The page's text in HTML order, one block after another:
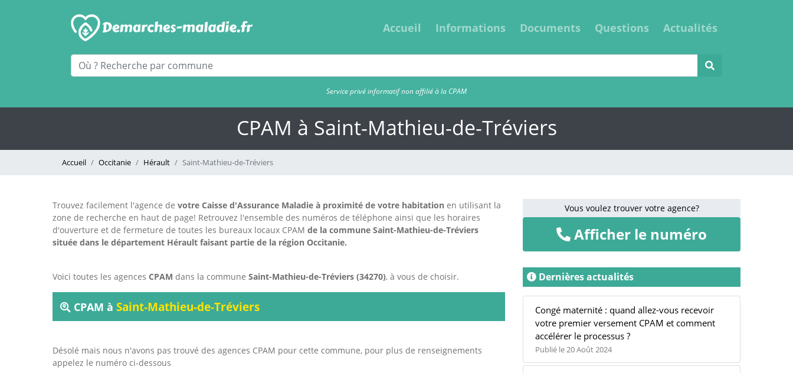
Accueil Informations Documents Questions Actualités
Service privé informatif non affilié à la CPAM
CPAM à Saint-Mathieu-de-Tréviers
Accueil Occitanie Hérault Saint-Mathieu-de-Tréviers
Trouvez facilement l'agence de votre Caisse d'Assurance Maladie à proximité de votre habitation en utilisant la
zone de recherche en haut de page! Retrouvez l'ensemble des numéros de téléphone ainsi que les horaires
d'ouverture et de fermeture de toutes les bureaux locaux CPAM de la commune Saint-Mathieu-de-Tréviers
située dans le département Hérault faisant partie de la région Occitanie.
Voici toutes les agences CPAM dans la commune Saint-Mathieu-de-Tréviers (34270), à vous de choisir.
CPAM à Saint-Mathieu-de-Tréviers
Désolé mais nous n'avons pas trouvé des agences CPAM pour cette commune, pour plus de renseignements
appelez le numéro ci-dessous
Vous voulez trouver votre agence?
Afficher le numéro
Dernières actualités
Congé maternité : quand allez-vous recevoir
votre premier versement CPAM et comment
accélérer le processus ?
Publié le 20 Août 2024